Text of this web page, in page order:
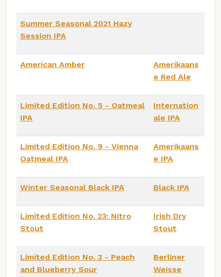
Summer Seasonal 2021 Hazy
Session IPA
American Amber
Amerikaans
e Red Ale
Limited Edition No. 5 - Oatmeal
IPA
Internation
ale IPA
Limited Edition No. 9 - Vienna
Oatmeal IPA
Amerikaans
e IPA
Winter Seasonal Black IPA Black IPA
Limited Edition No. 23: Nitro
Stout
Irish Dry
Stout
Limited Edition No. 3 - Peach
and Blueberry Sour
Berliner
Weisse